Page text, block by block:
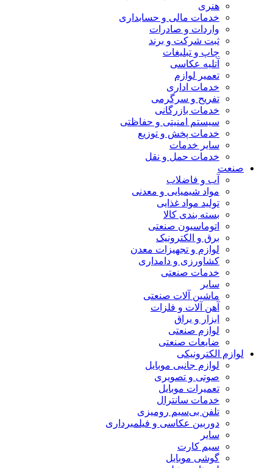
هنری
خدمات مالی و حسابداری
واردات و صادرات
ثبت شرکت و برند
چاپ و تبلیغات
آتلیه عکاسی
تعمیر لوازم
خدمات اداری
تفریح و سرگرمی
خدمات بازرگانی
سیستم امنیتی و حفاظتی
خدمات پخش و توزیع
سایر خدمات
خدمات حمل و نقل
صنعت
آب و فاضلاب
مواد شیمیایی و معدنی
تولید مواد غذایی
بسته بندی کالا
اتوماسیون صنعتی
برق و الکترونیک
لوازم و تجهیزات معدن
کشاورزی و دامداری
خدمات صنعتی
سایر
ماشین آلات صنعتی
آهن آلات و فلزات
ابزار و یراق
لوازم صنعتی
ضایعات صنعتی
لوازم الکترونیکی
لوازم جانبی موبایل
صوتی و تصویری
تعمیرات موبایل
خدمات سانترال
تلفن بی‌سیم رومیزی
دوربین عکاسی و فیلمبرداری
سایر
سیم کارت
گوشی موبایل